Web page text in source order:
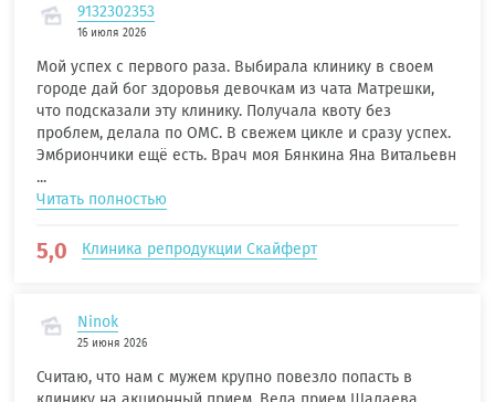
9132302353
16 июля 2026
Мой успех с первого раза. Выбирала клинику в своем
городе дай бог здоровья девочкам из чата Матрешки,
что подсказали эту клинику. Получала квоту без
проблем, делала по ОМС. В свежем цикле и сразу успех.
Эмбриончики ещё есть. Врач моя Бянкина Яна Витальевн
...
Читать полностью
5,0 Клиника репродукции Скайферт
Ninok
25 июня 2026
Считаю, что нам с мужем крупно повезло попасть в